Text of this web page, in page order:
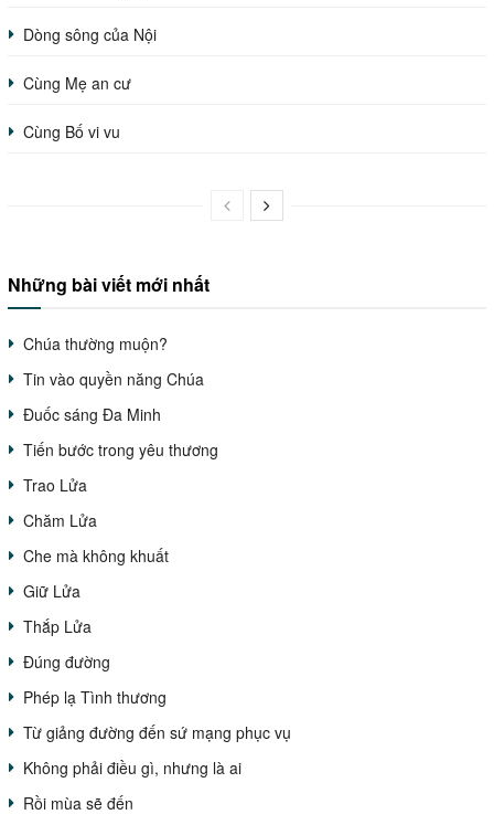
Dòng sông của Nội
Cùng Mẹ an cư
Cùng Bố vi vu
Những bài viết mới nhất
Chúa thường muộn?
Tin vào quyền năng Chúa
Đuốc sáng Đa Minh
Tiến bước trong yêu thương
Trao Lửa
Chăm Lửa
Che mà không khuất
Giữ Lửa
Thắp Lửa
Đúng đường
Phép lạ Tình thương
Từ giảng đường đến sứ mạng phục vụ
Không phải điều gì, nhưng là ai
Rồi mùa sẽ đến